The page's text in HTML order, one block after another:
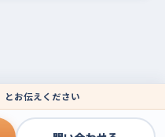
とお伝えください